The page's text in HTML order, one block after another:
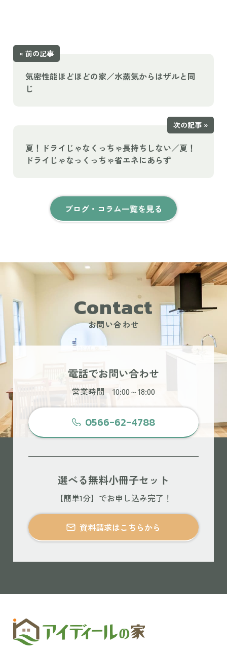
« 前の記事
気密性能ほどほどの家／水蒸気からはザルと同
じ
次の記事 »
夏！ドライじゃなくっちゃ長持ちしない／夏！
ドライじゃなっくっちゃ省エネにあらず
ブログ・コラム一覧を見る
Contact
お問い合わせ
電話でお問い合わせ
営業時間 10:00～18:00
0566-62-4788
選べる無料小冊子セット
【簡単1分】でお申し込み完了！
資料請求はこちらから